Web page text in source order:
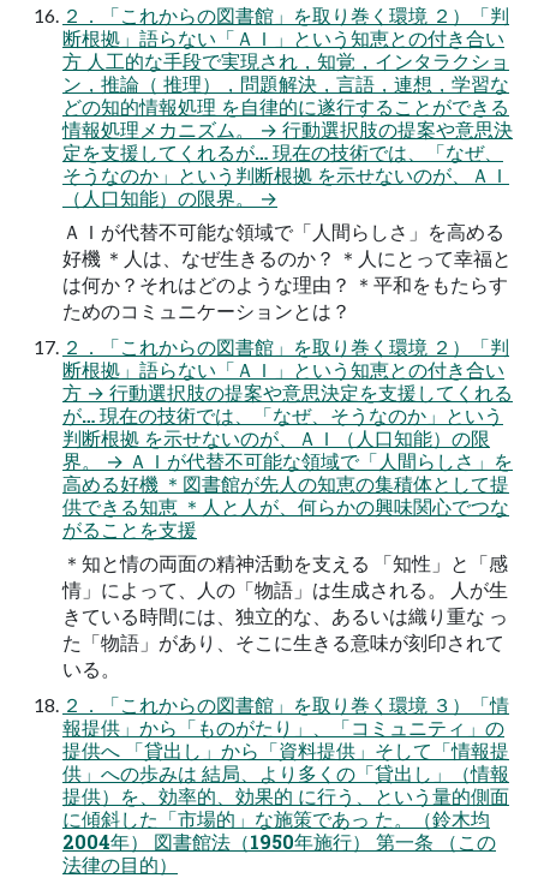
２．「これからの図書館」を取り巻く環境 ２）「判
断根拠」語らない「ＡＩ」という知恵との付き合い
方 人工的な手段で実現され，知覚，インタラクショ
ン，推論（ 推理），問題解決，言語，連想，学習な
どの知的情報処理 を自律的に遂行することができる
情報処理メカニズム。 → 行動選択肢の提案や意思決
定を支援してくれるが… 現在の技術では、「なぜ、
そうなのか」という判断根拠 を示せないのが、ＡＩ
（人口知能）の限界。 →
ＡＩが代替不可能な領域で「人間らしさ」を高める
好機 ＊人は、なぜ生きるのか？ ＊人にとって幸福と
は何か？それはどのような理由？ ＊平和をもたらす
ためのコミュニケーションとは？
２．「これからの図書館」を取り巻く環境 ２）「判
断根拠」語らない「ＡＩ」という知恵との付き合い
方 → 行動選択肢の提案や意思決定を支援してくれる
が… 現在の技術では、「なぜ、そうなのか」という
判断根拠 を示せないのが、ＡＩ（人口知能）の限
界。 → ＡＩが代替不可能な領域で「人間らしさ」を
高める好機 ＊図書館が先人の知恵の集積体として提
供できる知恵 ＊人と人が、何らかの興味関心でつな
がることを支援
＊知と情の両面の精神活動を支える 「知性」と「感
情」によって、人の「物語」は生成される。 人が生
きている時間には、独立的な、あるいは織り重な っ
た「物語」があり、そこに生きる意味が刻印されて
いる。
２．「これからの図書館」を取り巻く環境 ３）「情
報提供」から「ものがたり」、「コミュニティ」の
提供へ 「貸出し」から「資料提供」そして「情報提
供」への歩みは 結局、より多くの「貸出し」（情報
提供）を、効率的、効果的 に行う、という量的側面
に傾斜した「市場的」な施策であっ た。（鈴木均
2004年） 図書館法（1950年施行） 第一条 （この
法律の目的）